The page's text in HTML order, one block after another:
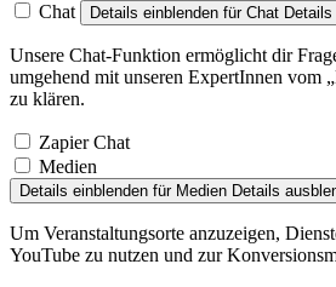
Chat Details einblenden für Chat
Unsere Chat-Funktion ermöglicht dir
umgehend mit unseren ExpertInnen vom
zu klären.
Zapier Chat
Medien
Details einblenden für Medien Details
Um Veranstaltungsorte anzuzeigen,
YouTube zu nutzen und zur